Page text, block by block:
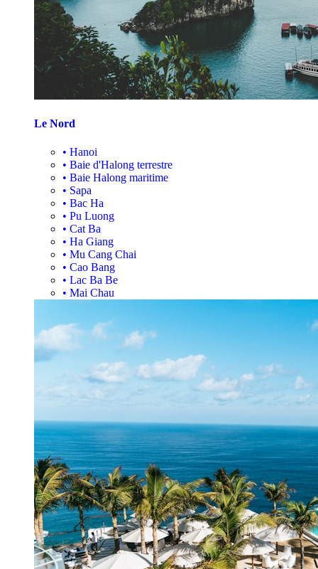
Le Nord
• Hanoi
• Baie d'Halong terrestre
• Baie Halong maritime
• Sapa
• Bac Ha
• Pu Luong
• Cat Ba
• Ha Giang
• Mu Cang Chai
• Cao Bang
• Lac Ba Be
• Mai Chau